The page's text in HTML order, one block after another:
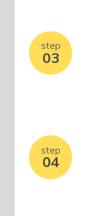
step
03
step
04